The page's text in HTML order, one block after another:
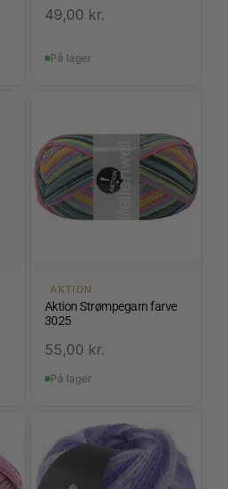
49,00 kr.
På lager
AKTION
Aktion Strømpegarn farve
3025
55,00 kr.
På lager